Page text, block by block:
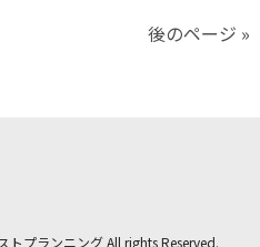
後のページ »
プランニング All rights Reserved.